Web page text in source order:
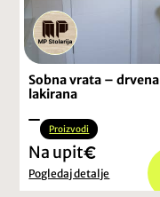
Sobna vrata – drvena
lakirana
Proizvodi
Na upit
Pogledaj detalje